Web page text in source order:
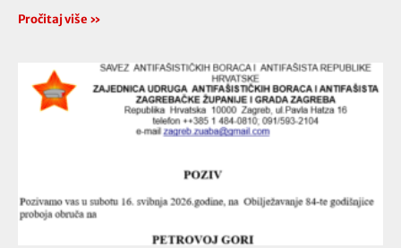
Pročitaj više »